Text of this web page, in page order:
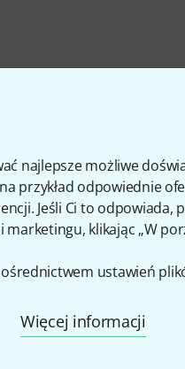
najlepsze możliwe
przykład odpowiednie
Jeśli Ci to odpowiada,
klikając „W
ustawień
Więcej informacji